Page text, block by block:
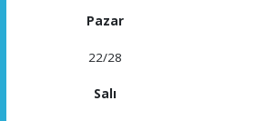
Pazar
22/28
Salı